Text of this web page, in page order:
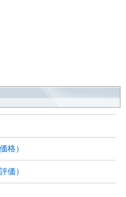
格）
価）